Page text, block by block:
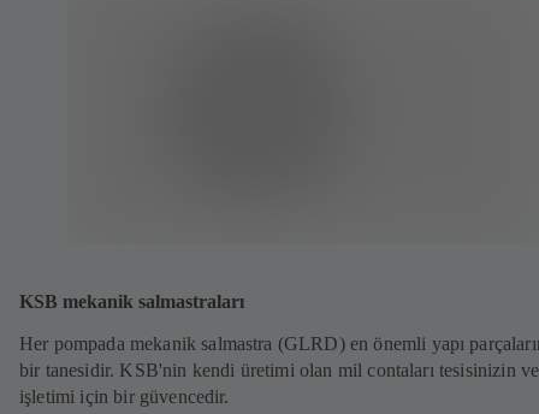
KSB mekanik salmastraları
Her pompada mekanik salmastra (GLRD) en önemli yapı
bir tanesidir. KSB'nin kendi üretimi olan mil contaları tesisinizin
işletimi için bir güvencedir.